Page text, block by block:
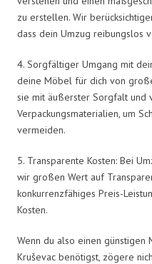
zu erstellen. Wir
dass dein Umzug reibungslos
4. Sorgfältiger Umgang mit
deine Möbel für dich von
sie mit äußerster Sorgfalt und
Verpackungsmaterialien, um
vermeiden.
5. Transparente Kosten: Bei
wir großen Wert auf
konkurrenzfähiges Preis-
Kosten.
Wenn du also einen günstigen
Kruševac benötigst, zögere